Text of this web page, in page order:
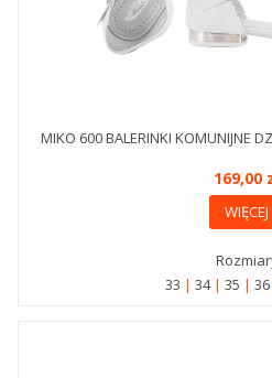
MIKO 600 BALERINKI KOMUNIJNE
169,00
WIĘCEJ
33
34 35 36